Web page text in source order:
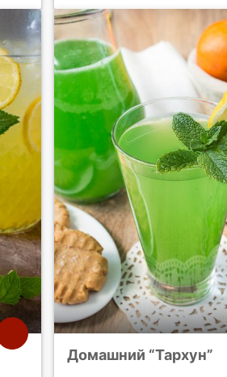
Домашний “Тархун”